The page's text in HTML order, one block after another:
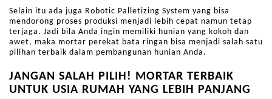
Selain itu ada juga Robotic Palletizing System yang bisa
mendorong proses produksi menjadi lebih cepat namun tetap
terjaga. Jadi bila Anda ingin memiliki hunian yang kokoh dan
awet, maka mortar perekat bata ringan bisa menjadi salah satu
pilihan terbaik dalam pembangunan hunian Anda.
JANGAN SALAH PILIH! MORTAR TERBAIK
UNTUK USIA RUMAH YANG LEBIH PANJANG